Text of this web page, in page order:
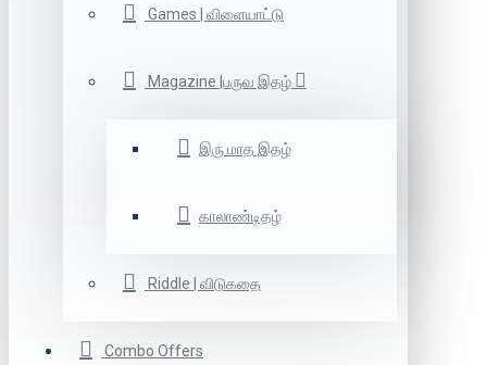
Games | விளையாட்டு
Magazine |பருவ இதழ்
இரு மாத இதழ்
காலாண்டிதழ்
Riddle | விடுகதை
Combo Offers